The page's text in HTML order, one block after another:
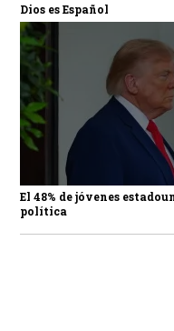
Dios es Español
El 48% de jóvenes
política